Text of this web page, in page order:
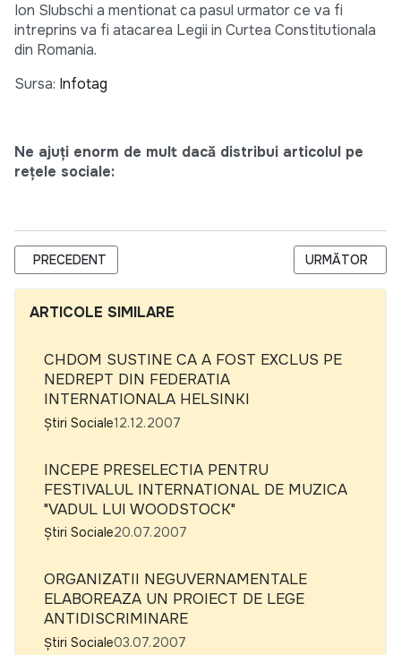
Ion Slubschi a mentionat ca pasul urmator ce va fi
intreprins va fi atacarea Legii in Curtea Constitutionala
din Romania.
Sursa: Infotag
Ne ajuți enorm de mult dacă distribui articolul pe
rețele sociale:
ARTICOL PRECEDENT: COALITIA NEDISCRIMINARE -
PRECEDENT ARTICOLUL
URMĂTOR
ARTICOLE SIMILARE
CHDOM SUSTINE CA A FOST EXCLUS PE
NEDREPT DIN FEDERATIA
INTERNATIONALA HELSINKI
Știri Sociale12.12.2007
INCEPE PRESELECTIA PENTRU
FESTIVALUL INTERNATIONAL DE MUZICA
"VADUL LUI WOODSTOCK"
Știri Sociale20.07.2007
ORGANIZATII NEGUVERNAMENTALE
ELABOREAZA UN PROIECT DE LEGE
ANTIDISCRIMINARE
Știri Sociale03.07.2007